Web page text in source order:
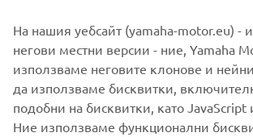
MORE YAMAHA
SUPPORT
На нашия уебсайт (yamaha-motor.eu) -
негови местни версии - ние, Yamaha
използваме неговите клонове и
да използваме бисквитки,
подобни на бисквитки, като JavaScript
Ние използваме функционални